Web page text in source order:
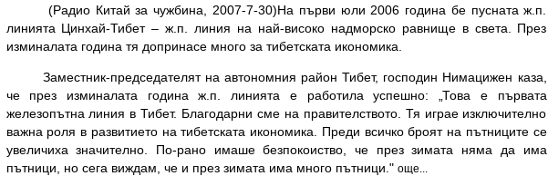
(Радио Китай за чужбина, 2007-7-30)На първи юли 2006 година бе пусната ж.п.
линията Цинхай-Тибет – ж.п. линия на най-високо надморско равнище в света. През
изминалата година тя допринасе много за тибетската икономика.
Заместник-председателят на автономния район Тибет, господин Нимацижен каза,
че през изминалата година ж.п. линията е работила успешно: „Това е първата
железопътна линия в Тибет. Благодарни сме на правителството. Тя играе изключително
важна роля в развитието на тибетската икономика. Преди всичко броят на пътниците се
увеличиха значително. По-рано имаше безпокоиство, че през зимата няма да има
пътници, но сега виждам, че и през зимата има много пътници." още...